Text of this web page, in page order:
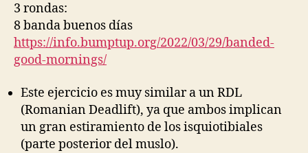
3 rondas:
8 banda buenos días
https://info.bumptup.org/2022/03/29/banded-
good-mornings/
Este ejercicio es muy similar a un RDL
(Romanian Deadlift), ya que ambos implican
un gran estiramiento de los isquiotibiales
(parte posterior del muslo).